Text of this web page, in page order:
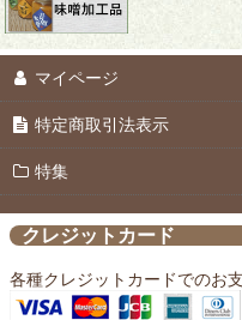
マイページ
特定商取引法表示
特集
クレジットカード
各種クレジットカードでのお